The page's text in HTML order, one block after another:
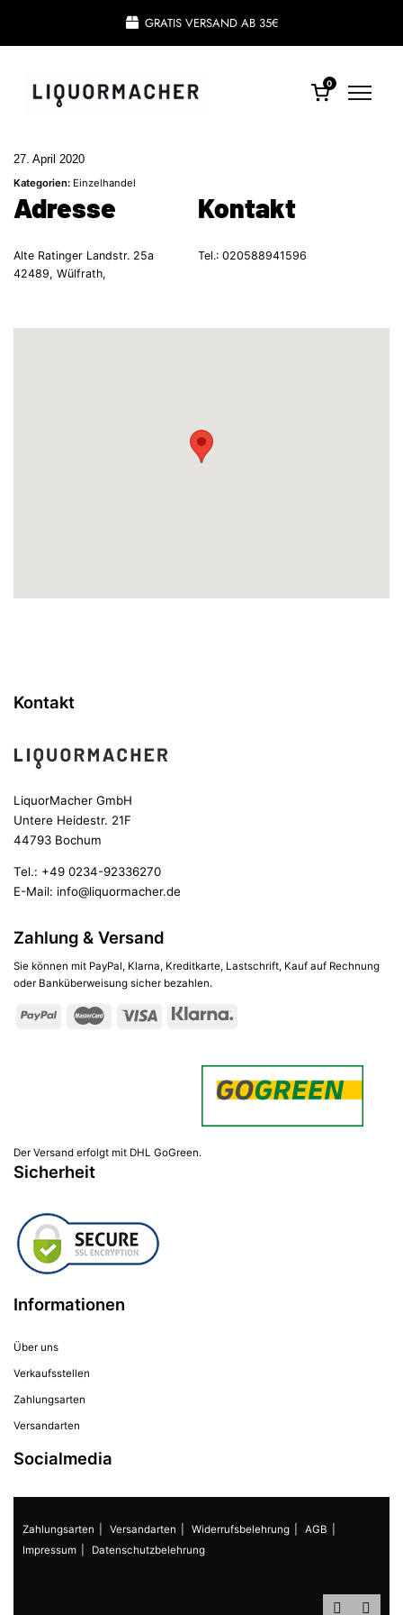
GRATIS VERSAND AB 35€
0
27. April 2020
Kategorien: Einzelhandel
Adresse
Alte Ratinger Landstr. 25a
42489, Wülfrath,
Kontakt
Tel.: 020588941596
Kontakt
LiquorMacher GmbH
Untere Heidestr. 21F
44793 Bochum
Tel.: +49 0234-92336270
E-Mail: info@liquormacher.de
Zahlung & Versand
Sie können mit PayPal, Klarna, Kreditkarte, Lastschrift, Kauf auf Rechnung
oder Banküberweisung sicher bezahlen.
Der Versand erfolgt mit DHL GoGreen.
Sicherheit
Informationen
Über uns
Verkaufsstellen
Zahlungsarten
Versandarten
Socialmedia
Zahlungsarten Versandarten Widerrufsbelehrung
AGB
Impressum
Datenschutzbelehrung